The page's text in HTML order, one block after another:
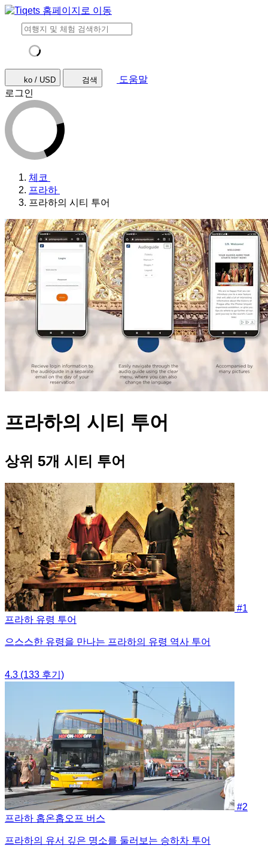
ko / USD 검색
도움말
로그인
체코
프라하
프라하의 시티 투어
프라하의 시티 투어
상위 5개 시티 투어
#1
프라하 유령 투어
으스스한 유령을 만나는 프라하의 유령 역사 투어
4.3 (133 후기)
#2
프라하 홉온홉오프 버스
프라하의 유서 깊은 명소를 둘러보는 승하차 투어